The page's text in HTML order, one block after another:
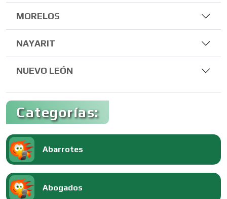
MORELOS
NAYARIT
NUEVO LEÓN
Categorías:
Abarrotes
Abogados